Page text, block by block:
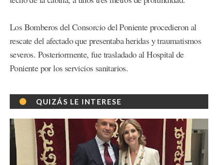
Los Bomberos del Consorcio del Poniente procedieron al
rescate del afectado que presentaba heridas y traumatismos
severos. Posteriormente, fue trasladado al Hospital de
Poniente por los servicios sanitarios.
QUIZÁS LE INTERESE